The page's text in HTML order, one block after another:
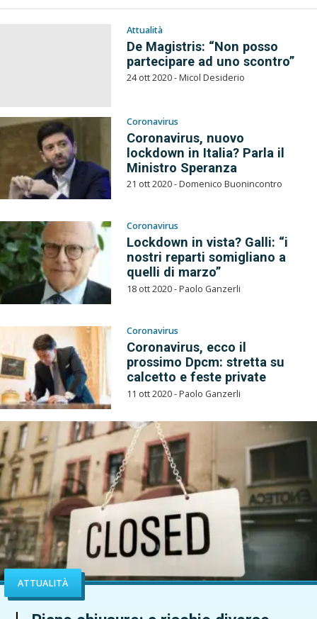
Attualità
De Magistris: “Non posso
partecipare ad uno scontro”
24 ott 2020 - Micol Desiderio
Coronavirus
Coronavirus, nuovo
lockdown in Italia? Parla il
Ministro Speranza
21 ott 2020 - Domenico Buonincontro
Coronavirus
Lockdown in vista? Galli: “i
nostri reparti somigliano a
quelli di marzo”
18 ott 2020 - Paolo Ganzerli
Coronavirus
Coronavirus, ecco il
prossimo Dpcm: stretta su
calcetto e feste private
11 ott 2020 - Paolo Ganzerli
ATTUALITÀ